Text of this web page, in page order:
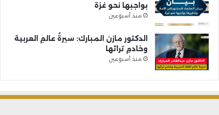
بواجبها نحو غزة
منذ أسبوعين
الدكتور مازن المبارك: سيرةُ عالمِ العربية
وخادمِ تراثها
منذ أسبوعين